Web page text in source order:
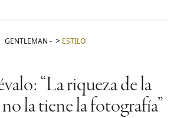
GENTLEMAN - ESTILO
“La riqueza de la
la tiene la fotografía”